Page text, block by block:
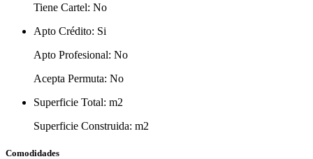
Tiene Cartel: No
Apto Crédito: Si
Apto Profesional: No
Acepta Permuta: No
Superficie Total: m2
Superficie Construida: m2
Comodidades